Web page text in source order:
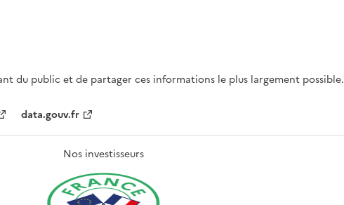
du public et de partager ces informations le plus largement possible.
data.gouv.fr
Nos investisseurs